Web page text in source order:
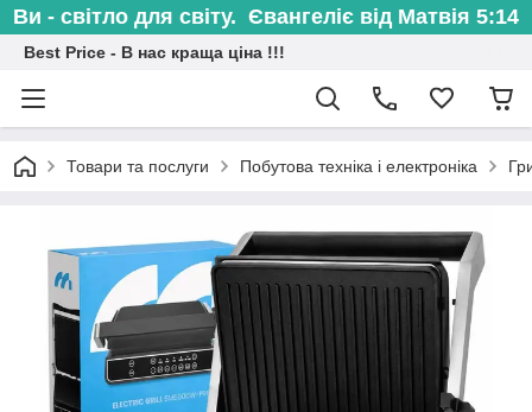
Ви - світло для світу. Євангеліє від Матвія 5:14
Best Price - В нас краща ціна !!!
Товари та послуги Побутова техніка і електроніка